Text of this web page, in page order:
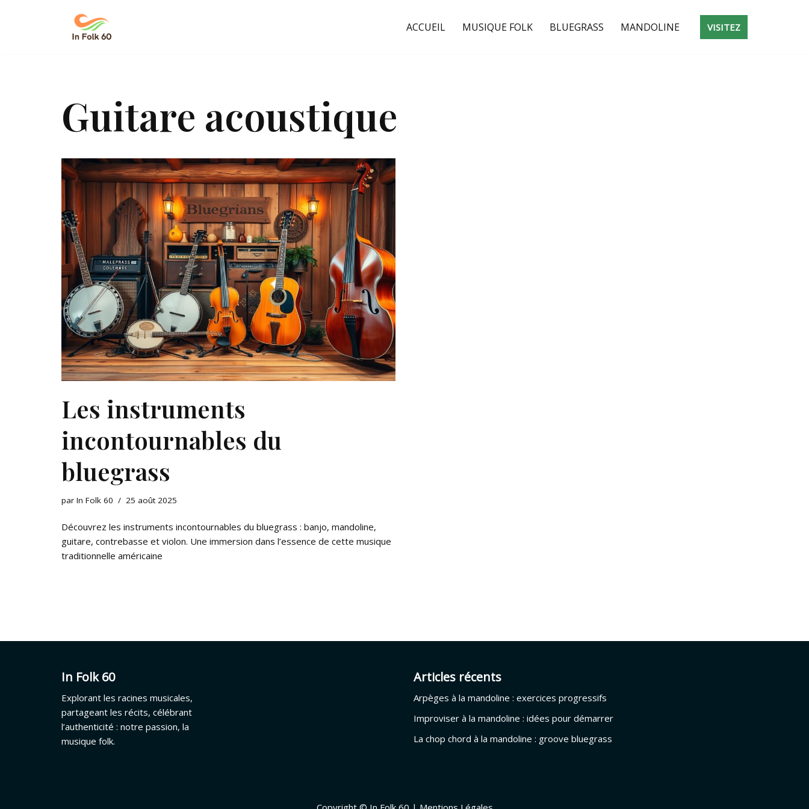
ACCUEIL MUSIQUE FOLK BLUEGRASS MANDOLINE VISITEZ
Guitare acoustique
Les instruments
incontournables du
bluegrass
par In Folk 60 25 août 2025
Découvrez les instruments incontournables du bluegrass : banjo, mandoline,
guitare, contrebasse et violon. Une immersion dans l’essence de cette musique
traditionnelle américaine
In Folk 60
Explorant les racines musicales,
partageant les récits, célébrant
l’authenticité : notre passion, la
musique folk.
Articles récents
Arpèges à la mandoline : exercices progressifs
Improviser à la mandoline : idées pour démarrer
La chop chord à la mandoline : groove bluegrass